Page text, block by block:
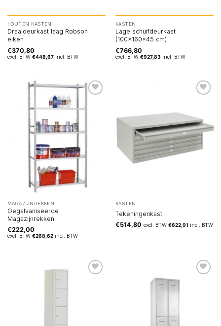
HOUTEN KASTEN
Draaideurkast laag Robson
eiken
€370,80
excl. BTW €448,67incl. BTW
KASTEN
Lage schuifdeurkast
(100x160x45 cm)
€766,80
excl. BTW €927,83 incl. BTW
MAGAZIJNREKKEN
Gegalvaniseerde
Magazijnrekken
€222,00
excl. BTW €268,62incl. BTW
KASTEN
Tekeningenkast
€514,80 excl. BTW €622,91 incl. BTW